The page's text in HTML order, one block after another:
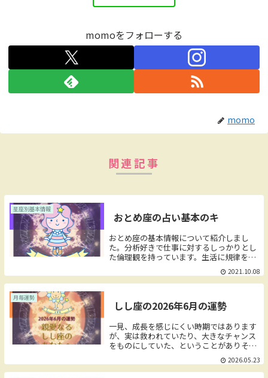
momoをフォローする
momo
関連記事
星座別基本情報
おとめ座の占い基本のキ
おとめ座の基本情報について紹介しまし
た。分析好きで仕事に対するしっかりとし
た倫理観を持っています。生活に規律を求
め、何事にも秩序のあるやり方を好みま
す。既存のやり方に留まらず、常に理想を
求めて分析と改善を繰り返します。少々や
を批判してしまいかねません。占いの基本
性格や実際の夜空にある星座の見つけ方、
神話などを紹介したページのリンクを貼っ
ています。
2021.10.08
月毎運勢
しし座の2026年6月の運勢
一見、成長を感じにくい時期ではあります
が、実は救われていたり、大きなチャンス
をものにしていた、ということがありそう
です。「なんとなく」で始めたことが評価
されたり、飛躍のきっかけになる可能性も
あります。成果や成長が感じられなくなる
2026.05.23